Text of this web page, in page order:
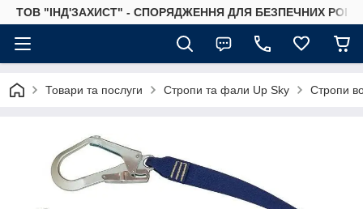
ТОВ "ІНД'ЗАХИСТ" - СПОРЯДЖЕННЯ ДЛЯ БЕЗПЕЧНИХ
Товари та послуги Стропи та фали Up Sky Стропи